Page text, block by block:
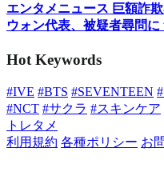
エンタメニュース 巨額詐
ウォン代表、被疑者尋問に
Hot Keywords
#IVE #BTS #SEVENTEEN
#NCT #サクラ #スキンケア
トレタメ
利用規約 各種ポリシー お